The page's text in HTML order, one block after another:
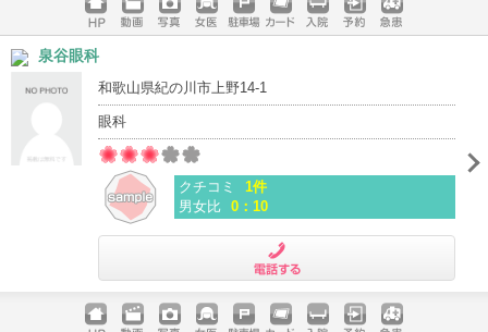
ホームペ
ージ
動画 写真 女医 駐車場
クレジッ
入院 予約 急患
泉谷眼科
和歌山県紀の川市上野14-1
眼科
クチコミ
1件
男女比 0：10